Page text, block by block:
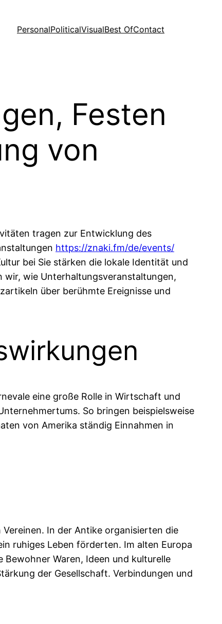
PersonalPoliticalVisualBest OfContact
Festen
von
tragen zur Entwicklung des
https://znaki.fm/de/events/
bei Sie stärken die lokale Identität und
wir, wie Unterhaltungsveranstaltungen,
über berühmte Ereignisse und
eine große Rolle in Wirtschaft und
So bringen beispielsweise
von Amerika ständig Einnahmen in
In der Antike organisierten die
ruhiges Leben förderten. Im alten Europa
Waren, Ideen und kulturelle
der Gesellschaft. Verbindungen und